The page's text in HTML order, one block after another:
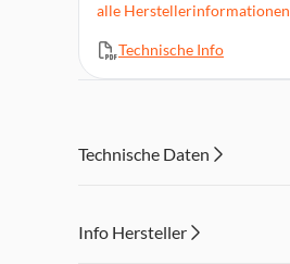
alle Herstellerinformationen
Technische Info
Technische Daten
Info Hersteller